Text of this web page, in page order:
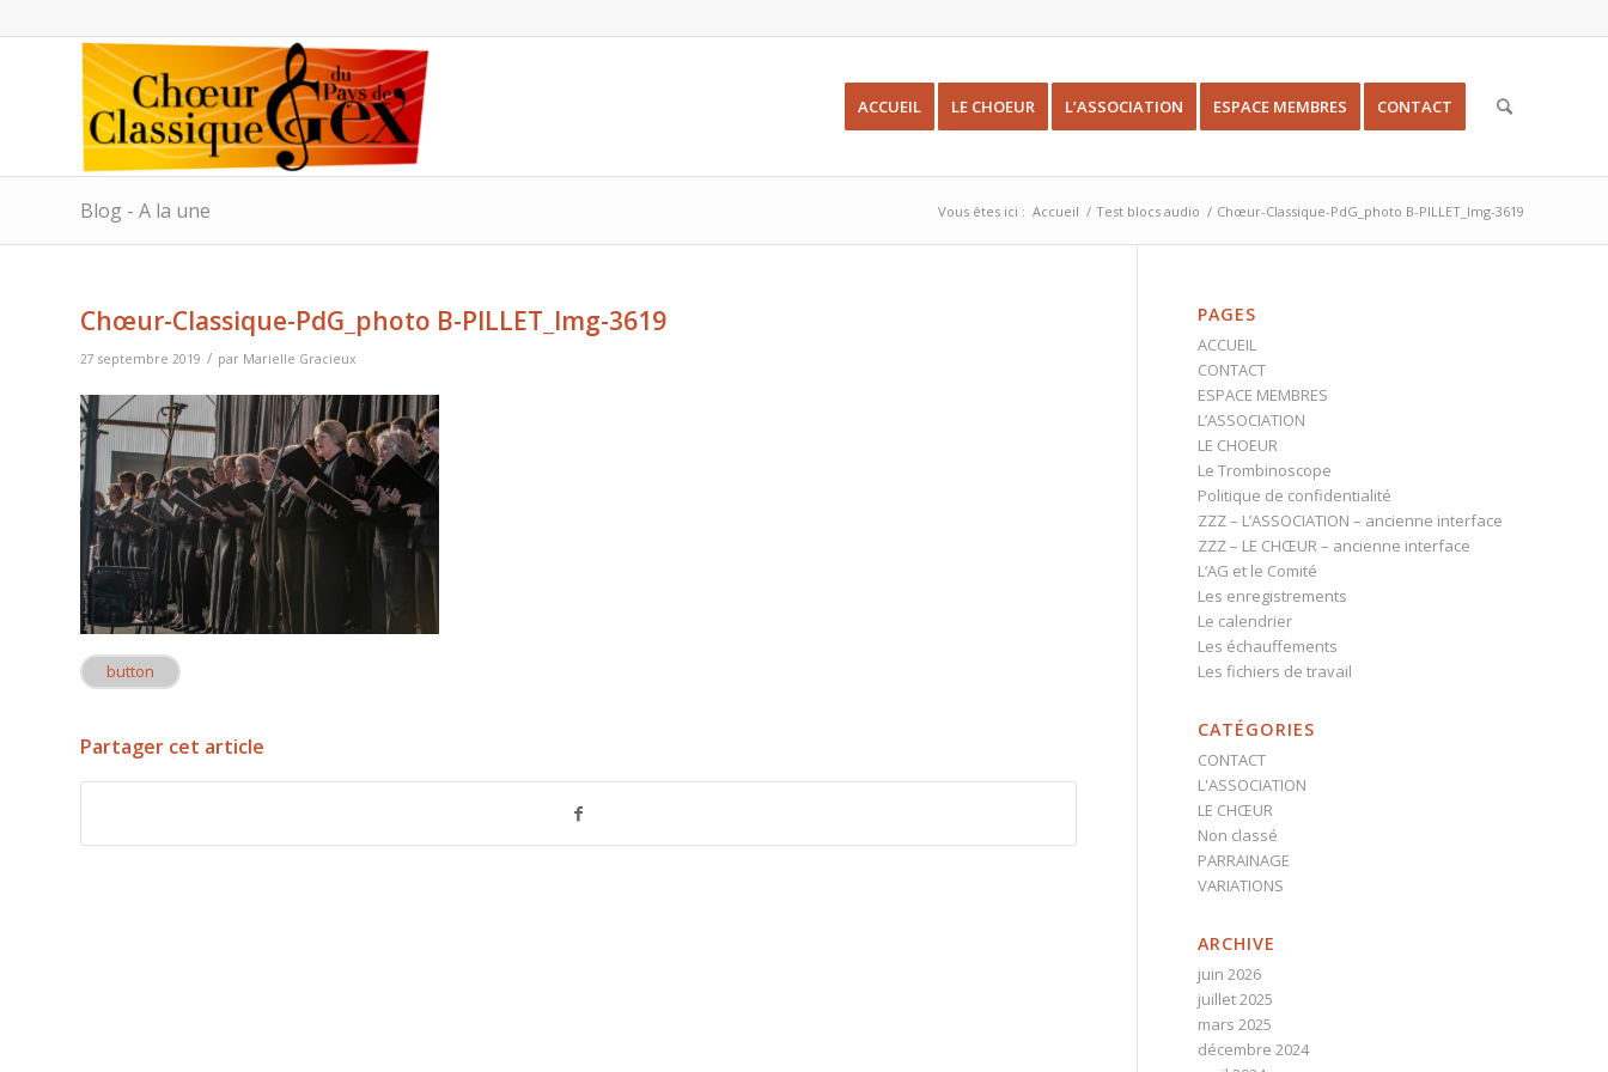
ACCUEIL LE CHOEUR L’ASSOCIATION ESPACE MEMBRES CONTACT
Blog - A la une Vous êtes ici : Accueil / Test blocs audio / Chœur-Classique-PdG_photo B-PILLET_Img-3619
Chœur-Classique-PdG_photo B-PILLET_Img-3619
27 septembre 2019 / par Marielle Gracieux
button
Partager cet article
PAGES
ACCUEIL
CONTACT
ESPACE MEMBRES
L’ASSOCIATION
LE CHOEUR
Le Trombinoscope
Politique de confidentialité
ZZZ – L’ASSOCIATION – ancienne interface
ZZZ – LE CHŒUR – ancienne interface
L’AG et le Comité
Les enregistrements
Le calendrier
Les échauffements
Les fichiers de travail
CATÉGORIES
CONTACT
L'ASSOCIATION
LE CHŒUR
Non classé
PARRAINAGE
VARIATIONS
ARCHIVE
juin 2026
juillet 2025
mars 2025
décembre 2024